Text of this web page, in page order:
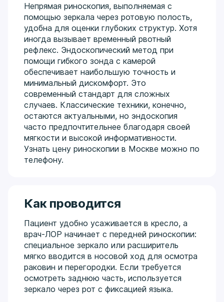
Непрямая риноскопия, выполняемая с
помощью зеркала через ротовую полость,
удобна для оценки глубоких структур. Хотя
иногда вызывает временный рвотный
рефлекс. Эндоскопический метод при
помощи гибкого зонда с камерой
обеспечивает наибольшую точность и
минимальный дискомфорт. Это
современный стандарт для сложных
случаев. Классические техники, конечно,
остаются актуальными, но эндоскопия
часто предпочтительнее благодаря своей
мягкости и высокой информативности.
Узнать цену риноскопии в Москве можно по
телефону.
Как проводится
Пациент удобно усаживается в кресло, а
врач-ЛОР начинает с передней риноскопии:
специальное зеркало или расширитель
мягко вводится в носовой ход для осмотра
раковин и перегородки. Если требуется
осмотреть заднюю часть, используется
зеркало через рот с фиксацией языка.